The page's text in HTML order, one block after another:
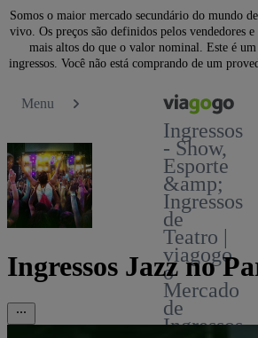
Somos o maior mercado secundário do mundo
vivo. Os preços são definidos pelos vendedores
mais altos do que o valor nominal. Este é
ingressos. Você não está comprando de um
Menu
Ingressos
- Show,
Esporte
&amp;
Ingressos
de
Teatro |
viagogo
o
Mercado
de
Ingressos
Ingressos Jazz no